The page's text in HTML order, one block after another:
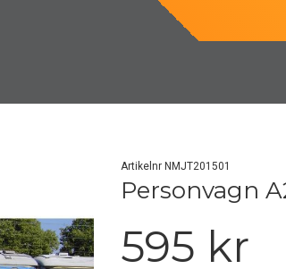
Artikelnr NMJT201501
Personvagn
595 kr